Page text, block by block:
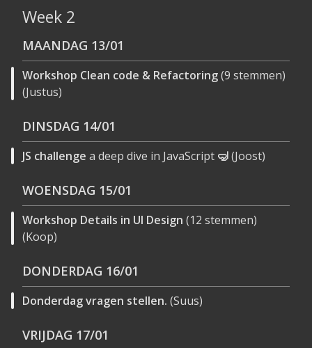
Week 2
MAANDAG 13/01
Workshop Clean code & Refactoring(9 stemmen)
(Justus)
DINSDAG 14/01
JS challenge a deep dive in JavaScript 🤿(Joost)
WOENSDAG 15/01
Workshop Details in UI Design (12 stemmen)
(Koop)
DONDERDAG 16/01
Donderdag vragen stellen. (Suus)
VRIJDAG 17/01